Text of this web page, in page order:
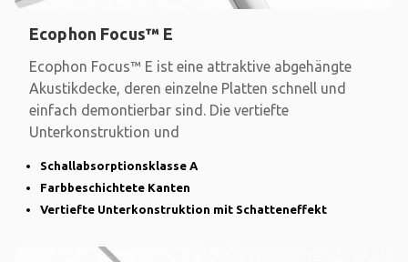
Ecophon Focus™ E
Ecophon Focus™ E ist eine attraktive abgehängte
Akustikdecke, deren einzelne Platten schnell und
einfach demontierbar sind. Die vertiefte
Unterkonstruktion und
Schallabsorptionsklasse A
Farbbeschichtete Kanten
Vertiefte Unterkonstruktion mit Schatteneffekt